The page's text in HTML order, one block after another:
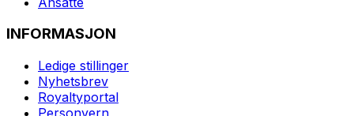
INFORMASJON
Ledige stillinger
Nyhetsbrev
Royaltyportal
Personvern